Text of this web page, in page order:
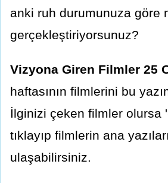
anki ruh durumunuza göre
gerçekleştiriyorsunuz?
Vizyona Giren Filmler 25
haftasının filmlerini bu
İlginizi çeken filmler olursa
tıklayıp filmlerin ana
ulaşabilirsiniz.